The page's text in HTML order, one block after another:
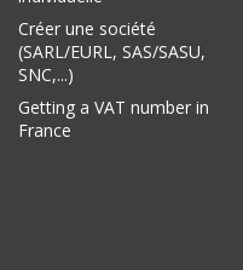
Créer une société
(SARL/EURL, SAS/SASU,
SNC,...)
Getting a VAT number in
France